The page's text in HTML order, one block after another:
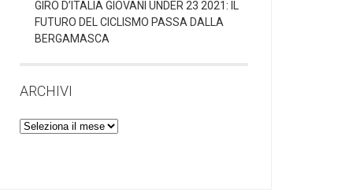
GIRO D’ITALIA GIOVANI UNDER 23 2021: IL
FUTURO DEL CICLISMO PASSA DALLA
BERGAMASCA
ARCHIVI
Archivi